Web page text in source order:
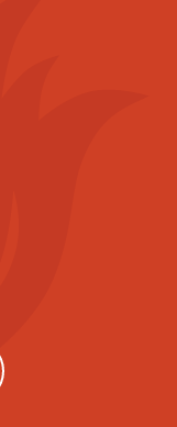
Fenster)